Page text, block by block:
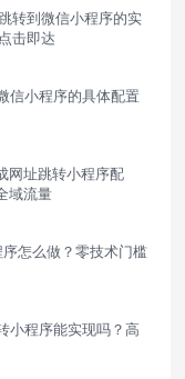
风险，确保引
转到微信小程序的实
击即达
信小程序的具体配置
网址跳转小程序配
域流量
序怎么做？零技术门槛
小程序能实现吗？高